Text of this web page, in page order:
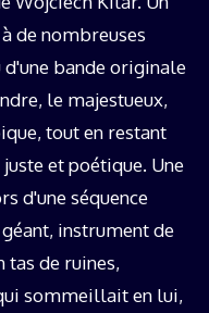
de nombreuses
bande originale
le majestueux,
tout en restant
et poétique. Une
d'une séquence
instrument de
de ruines,
sommeillait en lui,